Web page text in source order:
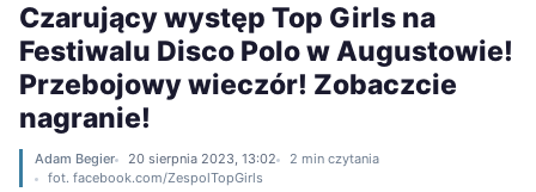
Czarujący występ Top Girls na
Festiwalu Disco Polo w Augustowie!
Przebojowy wieczór! Zobaczcie
nagranie!
Adam Begier 20 sierpnia 2023, 13:02
2 min czytania
fot. facebook.com/ZespolTopGirls